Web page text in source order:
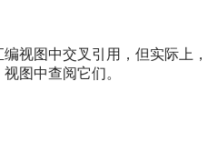
视图中交叉引用，但实际上，
图中查阅它们。